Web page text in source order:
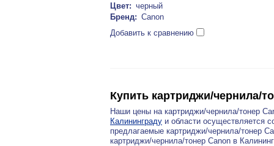
Цвет: черный
Бренд: Canon
Добавить к сравнению
Купить картриджи/чернила/
Наши цены на картриджи/чернила/тонер
Калининграду и области осуществляется
предлагаемые картриджи/чернила/тонер
картриджи/чернила/тонер Canon в